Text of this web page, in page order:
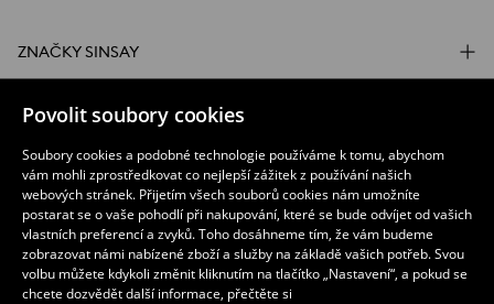
Povolit soubory cookies
Soubory cookies a podobné technologie používáme k tomu, abychom
vám mohli zprostředkovat co nejlepší zážitek z používání našich
webových stránek. Přijetím všech souborů cookies nám umožníte
postarat se o vaše pohodlí při nakupování, které se bude odvíjet od vašich
vlastních preferencí a zvyků. Toho dosáhneme tím, že vám budeme
zobrazovat námi nabízené zboží a služby na základě vašich potřeb. Svou
volbu můžete kdykoli změnit kliknutím na tlačítko „Nastavení“, a pokud se
chcete dozvědět další informace, přečtěte si
ZNAČKY SINSAY
STÁHNI SI APLIKACI